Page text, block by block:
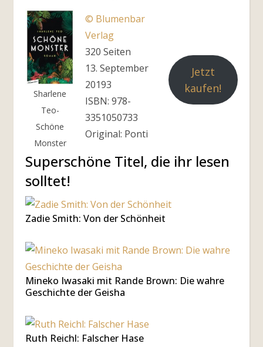
Sharlene
Teo-
Schöne
Monster
© Blumenbar
Verlag
320 Seiten
13. September
20193
ISBN: 978-
3351050733
Original: Ponti
Jetzt
kaufen!
Superschöne Titel, die ihr lesen
solltet!
Zadie Smith: Von der Schönheit
Mineko Iwasaki mit Rande Brown: Die wahre
Geschichte der Geisha
Ruth Reichl: Falscher Hase